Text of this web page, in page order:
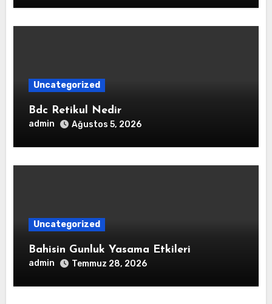
Uncategorized
Bdc Retikul Nedir
admin Ağustos 5, 2026
Uncategorized
Bahisin Gunluk Yasama Etkileri
admin Temmuz 28, 2026